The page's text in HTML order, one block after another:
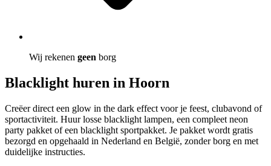
Wij rekenen geen borg
Blacklight huren in Hoorn
Creëer direct een glow in the dark effect voor je feest, clubavond of
sportactiviteit. Huur losse blacklight lampen, een compleet neon
party pakket of een blacklight sportpakket. Je pakket wordt gratis
bezorgd en opgehaald in Nederland en België, zonder borg en met
duidelijke instructies.